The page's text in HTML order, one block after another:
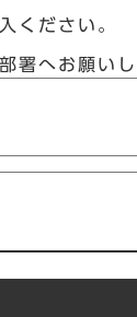
ください。
署へお願い